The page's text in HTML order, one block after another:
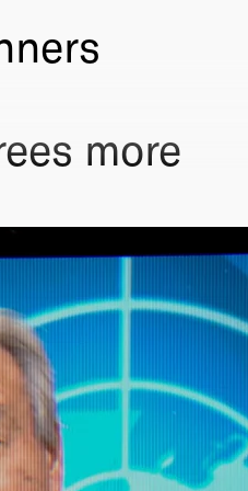
more